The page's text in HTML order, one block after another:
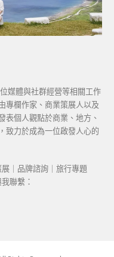
媒體與社群經營等相關工作
專欄作家、商業策展人以及
表個人觀點於商業、地方、
致力於成為一位啟發人心的
｜品牌諮詢｜旅行專題
聯繫：